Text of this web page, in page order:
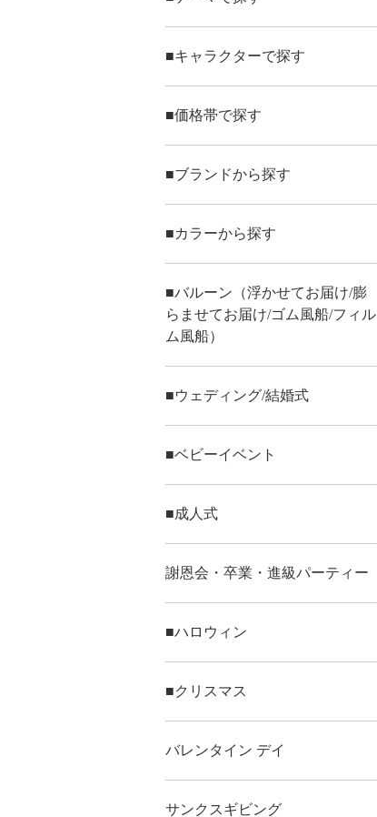
■キャラクターで探す
■価格帯で探す
■ブランドから探す
■カラーから探す
■バルーン（浮かせてお届け/膨
らませてお届け/ゴム風船/フィル
ム風船）
■ウェディング/結婚式
■ベビーイベント
■成人式
謝恩会・卒業・進級パーティー
■ハロウィン
■クリスマス
バレンタイン デイ
サンクスギビング